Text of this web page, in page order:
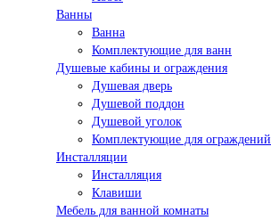
Ванны
Ванна
Комплектующие для ванн
Душевые кабины и ограждения
Душевая дверь
Душевой поддон
Душевой уголок
Комплектующие для ограждений
Инсталляции
Инсталляция
Клавиши
Мебель для ванной комнаты